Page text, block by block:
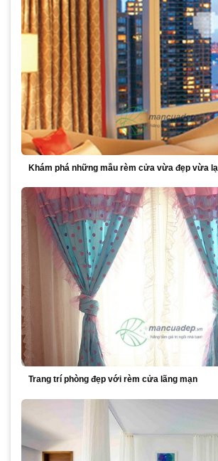
Khám phá những mẫu rèm cửa vừa đẹp vừa lạ
Trang trí phòng đẹp với rèm cửa lãng mạn